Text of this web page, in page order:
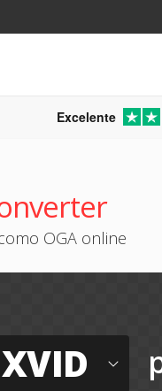
Excelente
OGA online
XVID